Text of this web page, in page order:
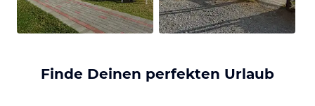
Finde Deinen perfekten Urlaub